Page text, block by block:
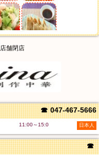
店舗閉店
☎ 047-467-5666
11:00～15:0 日本人
☎